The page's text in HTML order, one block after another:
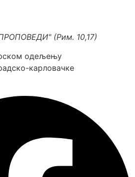
(Рим. 10,17)
одељењу
карловачке